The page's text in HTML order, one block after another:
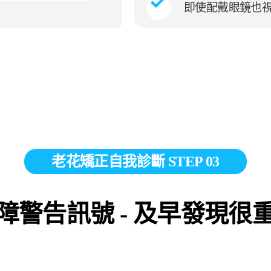
即使配戴眼鏡也
老花矯正自我診斷 STEP 03
警告訊號 - 及早發現很重